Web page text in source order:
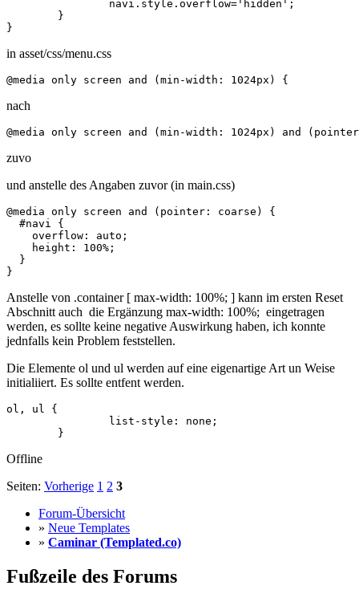
}
in asset/css/menu.css
nach
@media only screen and (min-width: 1024px) and
zuvo
und anstelle des Angaben zuvor (in main.css)
@media only screen and (pointer: coarse) {
  #navi {
    overflow: auto;
    height: 100%;
  }
}
Anstelle von .container [ max-width: 100%; ] kann im ersten Reset
Abschnitt auch die Ergänzung max-width: 100%; eingetragen
werden, es sollte keine negative Auswirkung haben, ich konnte
jednfalls kein Problem feststellen.
Die Elemente ol und ul werden auf eine eigenartige Art un Weise
initialiiert. Es sollte entfent werden.
ol, ul {
	}
Offline
Seiten: Vorherige 1 2 3
Forum-Übersicht
» Neue Templates
» Caminar (Templated.co)
Fußzeile des Forums